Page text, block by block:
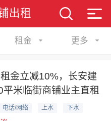
出租
租金 更多
金立减10%，长安建
平米临街商铺业主直租
电话/网络 上水 下水